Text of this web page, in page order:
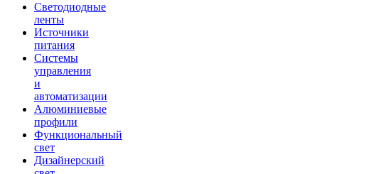
Светодиодные
ленты
Источники
питания
Системы
управления
и
автоматизации
Алюминиевые
профили
Функциональный
свет
Дизайнерский